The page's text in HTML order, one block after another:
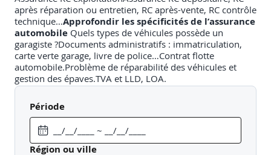
après réparation ou entretien, RC après-vente, RC contrôle
technique…Approfondir les spécificités de l’assurance
automobile Quels types de véhicules possède un
garagiste ?Documents administratifs : immatriculation,
carte verte garage, livre de police…Contrat flotte
automobile.Problème de réparabilité des véhicules et
gestion des épaves.TVA et LLD, LOA.
Période
Région ou ville